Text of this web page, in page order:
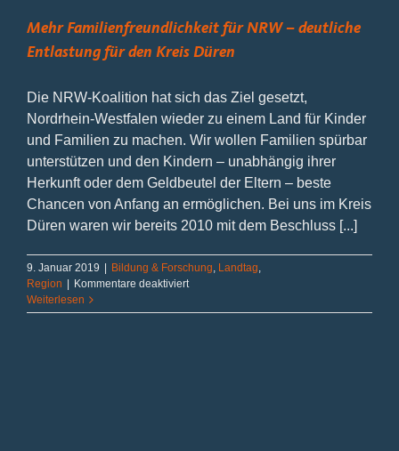
Mehr Familienfreundlichkeit für NRW – deutliche
Entlastung für den Kreis Düren
Die NRW-Koalition hat sich das Ziel gesetzt,
Nordrhein-Westfalen wieder zu einem Land für Kinder
und Familien zu machen. Wir wollen Familien spürbar
unterstützen und den Kindern – unabhängig ihrer
Herkunft oder dem Geldbeutel der Eltern – beste
Chancen von Anfang an ermöglichen. Bei uns im Kreis
Düren waren wir bereits 2010 mit dem Beschluss [...]
9. Januar 2019 | Bildung & Forschung Landtag
Region | Kommentare deaktiviertfür
Familienfreundlichkeit
Weiterlesen